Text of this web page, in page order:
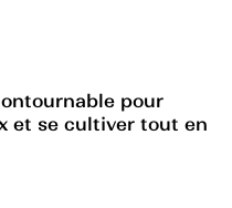
pour
et se cultiver tout en